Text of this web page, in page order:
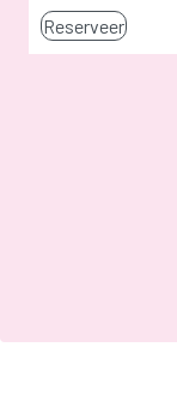
Reserveer